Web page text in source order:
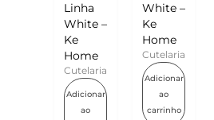
Linha
White –
Ke
Home
Cutelaria
Adicionar
ao
White –
Ke
Home
Cutelaria
Adicionar
ao
carrinho